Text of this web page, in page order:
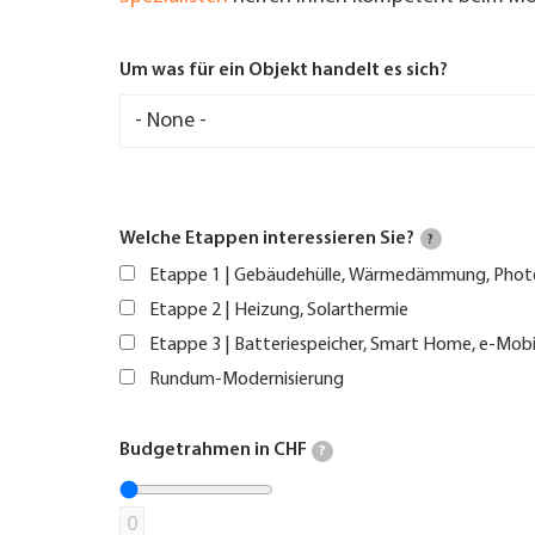
Um was für ein Objekt handelt es sich?
Welche Etappen interessieren Sie? ?
Etappe 1 | Gebäudehülle, Wärmedämmung,
Etappe 2 | Heizung, Solarthermie
Etappe 3 | Batteriespeicher, Smart Home, e-
Rundum-Modernisierung
Budgetrahmen in CHF ?
0